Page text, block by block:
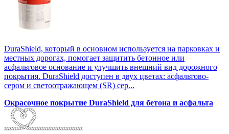
DuraShield, который в основном используется на парковках и
местных дорогах, помогает защитить бетонное или
асфальтовое основание и улучшить внешний вид дорожного
покрытия. DuraShield доступен в двух цветах: асфальтово-
сером и светоотражающем (SR) сер...
Окрасочное покрытие DuraShield для бетона и асфальта